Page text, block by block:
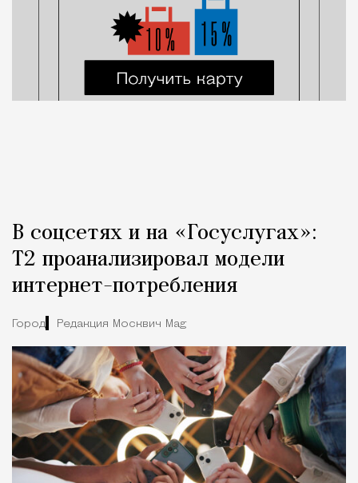
В соцсетях и на «Госуслугах»:
Т2 проанализировал модели
интернет-потребления
Город Редакция Москвич Mag